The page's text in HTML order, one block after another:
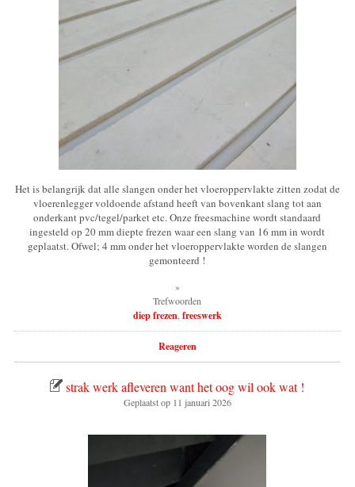
Het is belangrijk dat alle slangen onder het vloeroppervlakte zitten zodat de
vloerenlegger voldoende afstand heeft van bovenkant slang tot aan
onderkant pvc/tegel/parket etc. Onze freesmachine wordt standaard
ingesteld op 20 mm diepte frezen waar een slang van 16 mm in wordt
geplaatst. Ofwel; 4 mm onder het vloeroppervlakte worden de slangen
gemonteerd !
»
Trefwoorden
diep frezen freeswerk
Reageren
strak werk afleveren want het oog wil ook wat !
Geplaatst op 11 januari 2026